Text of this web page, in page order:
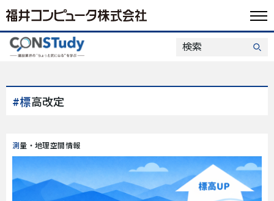
#標高改定
測量・地理空間情報